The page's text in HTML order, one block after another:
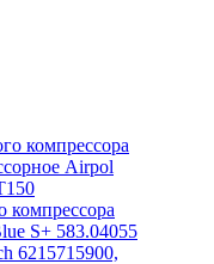
компрессора
Airpol
компрессора
S+ 583.04055
6215715900,